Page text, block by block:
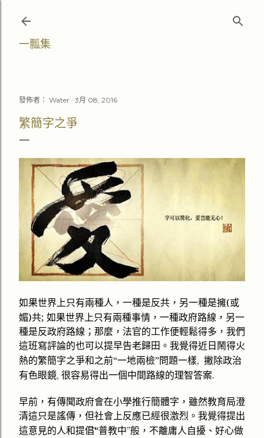
一瓢集
發佈者： Water 3月 08, 2016
繁簡字之爭
如果世界上只有兩種人，一種是反共，另一種是擁(或
媚)共; 如果世界上只有兩種事情，一種政府路線 ，另一
種是反政府路線；那麼，法官的工作便輕鬆得多，我們
這班寫評論的也可以提早告老歸田。我覺得近日鬧得火
熱的繁簡字之爭和之前“一地兩檢”問題一樣, 撇除政治
有色眼鏡, 很容易得出一個中間路線的理智答案.
早前，有傳聞政府會在小學推行簡體字，雖然教育局澄
清這只是謠傳，但社會上反應已經很激烈。我覺得提出
這意見的人和提倡“普教中”般，不離庸人自擾、好心做